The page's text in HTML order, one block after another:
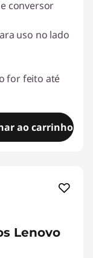
conversor
uso no lado
for feito até
ao carrinho
Lenovo